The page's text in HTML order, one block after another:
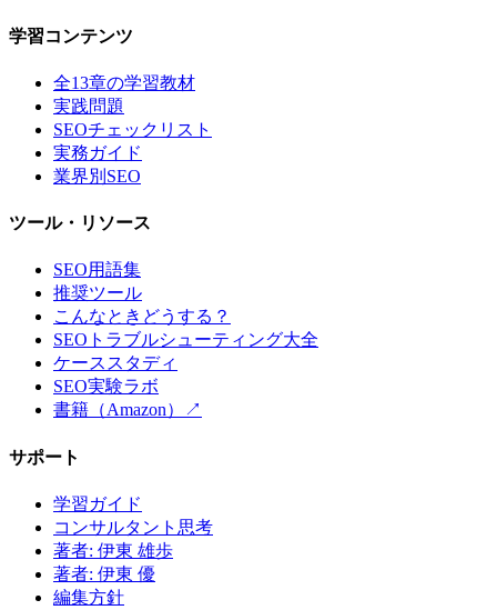
学習コンテンツ
全13章の学習教材
実践問題
SEOチェックリスト
実務ガイド
業界別SEO
ツール・リソース
SEO用語集
推奨ツール
こんなときどうする？
SEOトラブルシューティング大全
ケーススタディ
SEO実験ラボ
書籍（Amazon）↗
サポート
学習ガイド
コンサルタント思考
著者: 伊東 雄歩
著者: 伊東 優
編集方針